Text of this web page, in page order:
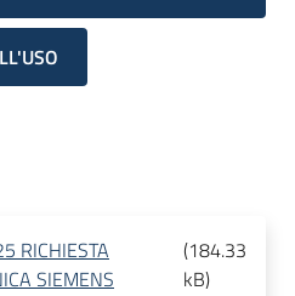
RICHIESTA
SIEMENS
(184.33
kB)